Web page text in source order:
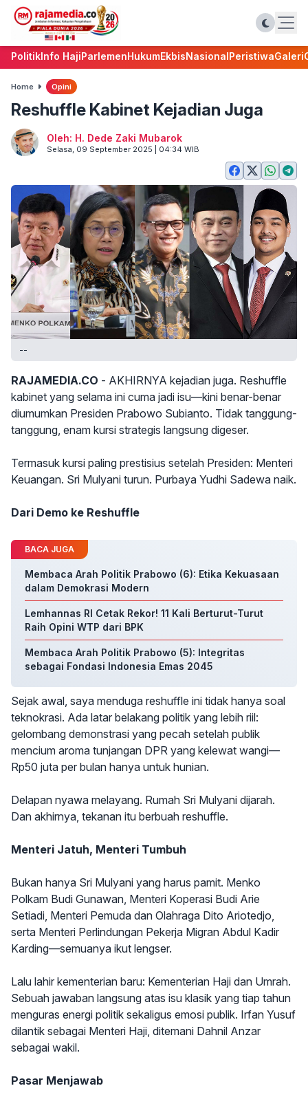
PolitikInfo HajiParlemenHukumEkbisNasionalPeristiwaGaleri
Home Opini
Reshuffle Kabinet Kejadian Juga
Oleh: H. Dede Zaki Mubarok
Selasa, 09 September 2025 | 04:34 WIB
--
RAJAMEDIA.CO - AKHIRNYA kejadian juga. Reshuffle
kabinet yang selama ini cuma jadi isu—kini benar-benar
diumumkan Presiden Prabowo Subianto. Tidak tanggung-
tanggung, enam kursi strategis langsung digeser.
Termasuk kursi paling prestisius setelah Presiden: Menteri
Keuangan. Sri Mulyani turun. Purbaya Yudhi Sadewa naik.
Dari Demo ke Reshuffle
BACA JUGA
Membaca Arah Politik Prabowo (6): Etika Kekuasaan
dalam Demokrasi Modern
Lemhannas RI Cetak Rekor! 11 Kali Berturut-Turut
Raih Opini WTP dari BPK
Membaca Arah Politik Prabowo (5): Integritas
sebagai Fondasi Indonesia Emas 2045
Sejak awal, saya menduga reshuffle ini tidak hanya soal
teknokrasi. Ada latar belakang politik yang lebih riil:
gelombang demonstrasi yang pecah setelah publik
mencium aroma tunjangan DPR yang kelewat wangi—
Rp50 juta per bulan hanya untuk hunian.
Delapan nyawa melayang. Rumah Sri Mulyani dijarah.
Dan akhirnya, tekanan itu berbuah reshuffle.
Menteri Jatuh, Menteri Tumbuh
Bukan hanya Sri Mulyani yang harus pamit. Menko
Polkam Budi Gunawan, Menteri Koperasi Budi Arie
Setiadi, Menteri Pemuda dan Olahraga Dito Ariotedjo,
serta Menteri Perlindungan Pekerja Migran Abdul Kadir
Karding—semuanya ikut lengser.
Lalu lahir kementerian baru: Kementerian Haji dan Umrah.
Sebuah jawaban langsung atas isu klasik yang tiap tahun
menguras energi politik sekaligus emosi publik. Irfan Yusuf
dilantik sebagai Menteri Haji, ditemani Dahnil Anzar
sebagai wakil.
Pasar Menjawab